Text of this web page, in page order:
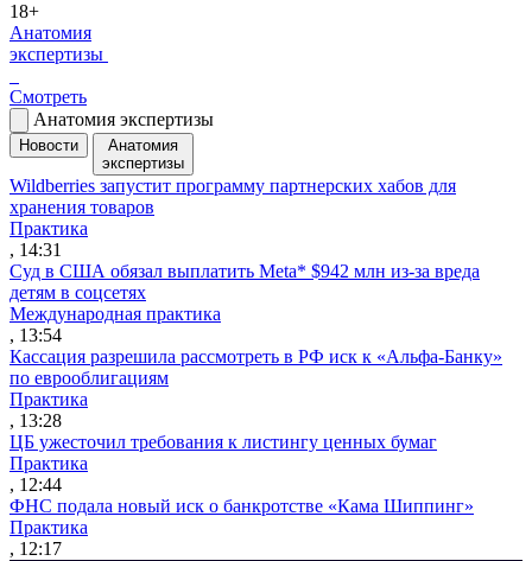
18+
Анатомия
экспертизы
Смотреть
Анатомия экспертизы
Новости
Анатомия
экспертизы
Wildberries запустит программу партнерских хабов для
хранения товаров
Практика
, 14:31
Суд в США обязал выплатить Meta* $942 млн из-за вреда
детям в соцсетях
Международная практика
, 13:54
Кассация разрешила рассмотреть в РФ иск к «Альфа-Банку»
по еврооблигациям
Практика
, 13:28
ЦБ ужесточил требования к листингу ценных бумаг
Практика
, 12:44
ФНС подала новый иск о банкротстве «Кама Шиппинг»
Практика
, 12:17